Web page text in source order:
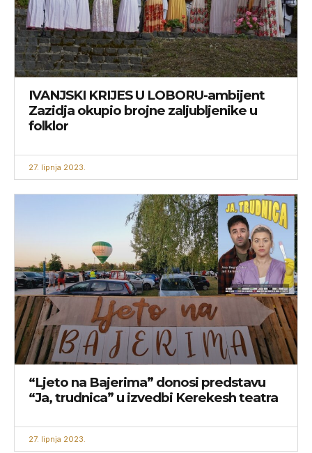
IVANJSKI KRIJES U LOBORU-ambijent
Zazidja okupio brojne zaljubljenike u
folklor
27. lipnja 2023.
“Ljeto na Bajerima” donosi predstavu
“Ja, trudnica” u izvedbi Kerekesh teatra
27. lipnja 2023.